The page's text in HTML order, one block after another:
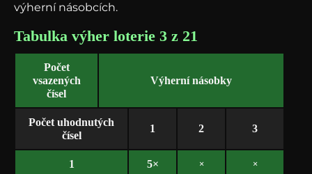
výherní násobcích.
Tabulka výher loterie 3 z 21
Počet
vsazených
čísel
Výherní násobky
Počet uhodnutých
čísel
1 2 3
1 5× × ×